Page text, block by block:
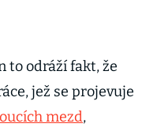
to odráží fakt, že
jež se projevuje
mezd,